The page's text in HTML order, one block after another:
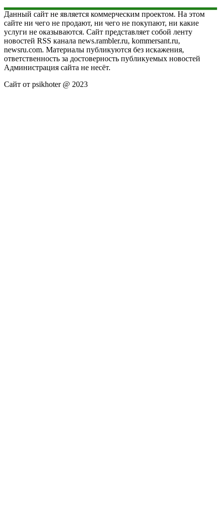
Данный сайт не является коммерческим проектом. На этом
сайте ни чего не продают, ни чего не покупают, ни какие
услуги не оказываются. Сайт представляет собой ленту
новостей RSS канала news.rambler.ru, kommersant.ru,
newsru.com. Материалы публикуются без искажения,
ответственность за достоверность публикуемых новостей
Администрация сайта не несёт.
Сайт от psikhoter @ 2023